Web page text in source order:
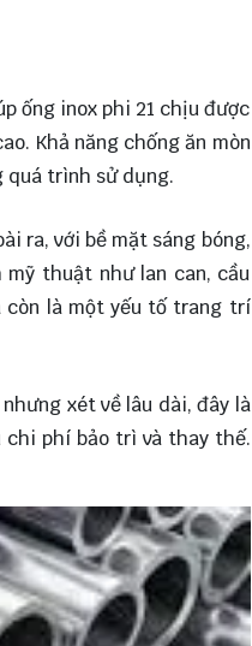
ống inox phi 21 chịu được
Khả năng chống ăn mòn
quá trình sử dụng.
ra, với bề mặt sáng bóng,
thuật như lan can, cầu
còn là một yếu tố trang trí
xét về lâu dài, đây là
chi phí bảo trì và thay thế.